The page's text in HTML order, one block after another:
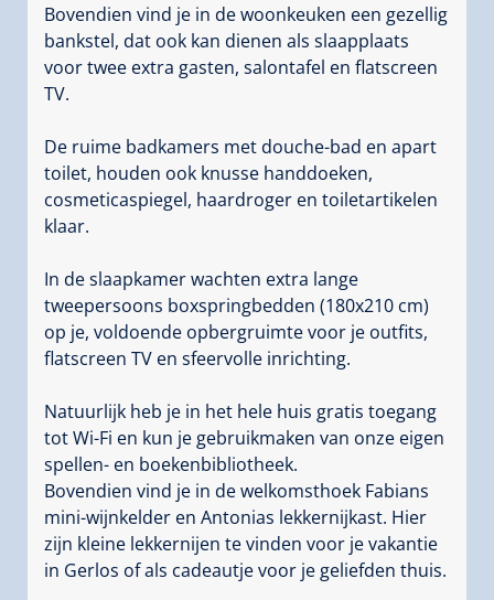
Bovendien vind je in de woonkeuken een gezellig
bankstel, dat ook kan dienen als slaapplaats
voor twee extra gasten, salontafel en flatscreen
TV.
De ruime badkamers met douche-bad en apart
toilet, houden ook knusse handdoeken,
cosmeticaspiegel, haardroger en toiletartikelen
klaar.
In de slaapkamer wachten extra lange
tweepersoons boxspringbedden (180x210 cm)
op je, voldoende opbergruimte voor je outfits,
flatscreen TV en sfeervolle inrichting.
Natuurlijk heb je in het hele huis gratis toegang
tot Wi-Fi en kun je gebruikmaken van onze eigen
spellen- en boekenbibliotheek.
Bovendien vind je in de welkomsthoek Fabians
mini-wijnkelder en Antonias lekkernijkast. Hier
zijn kleine lekkernijen te vinden voor je vakantie
in Gerlos of als cadeautje voor je geliefden thuis.